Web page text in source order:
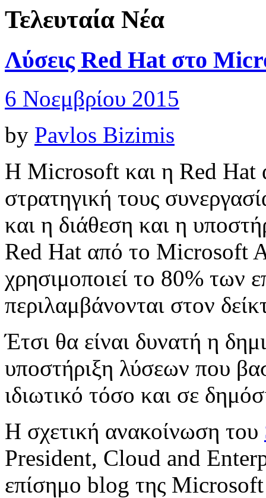
Τελευταία Νέα
Λύσεις Red Hat στο
6 Νοεμβρίου 2015
by Pavlos Bizimis
H Microsoft και η Red Hat
στρατηγική τους
και η διάθεση και η
Red Hat από το Microsoft
χρησιμοποιεί το 80% των
περιλαμβάνονται στον
Έτσι θα είναι δυνατή η
υποστήριξη λύσεων που
ιδιωτικό τόσο και σε
Η σχετική ανακοίνωση του
President, Cloud and
επίσημο blog της Microsoft